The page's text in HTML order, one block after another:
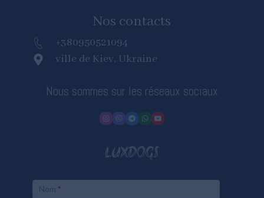
Nos contacts
+380950521094
ville de Kiev, Ukraine
Nous sommes sur les réseaux sociaux
LUXDOGS
*